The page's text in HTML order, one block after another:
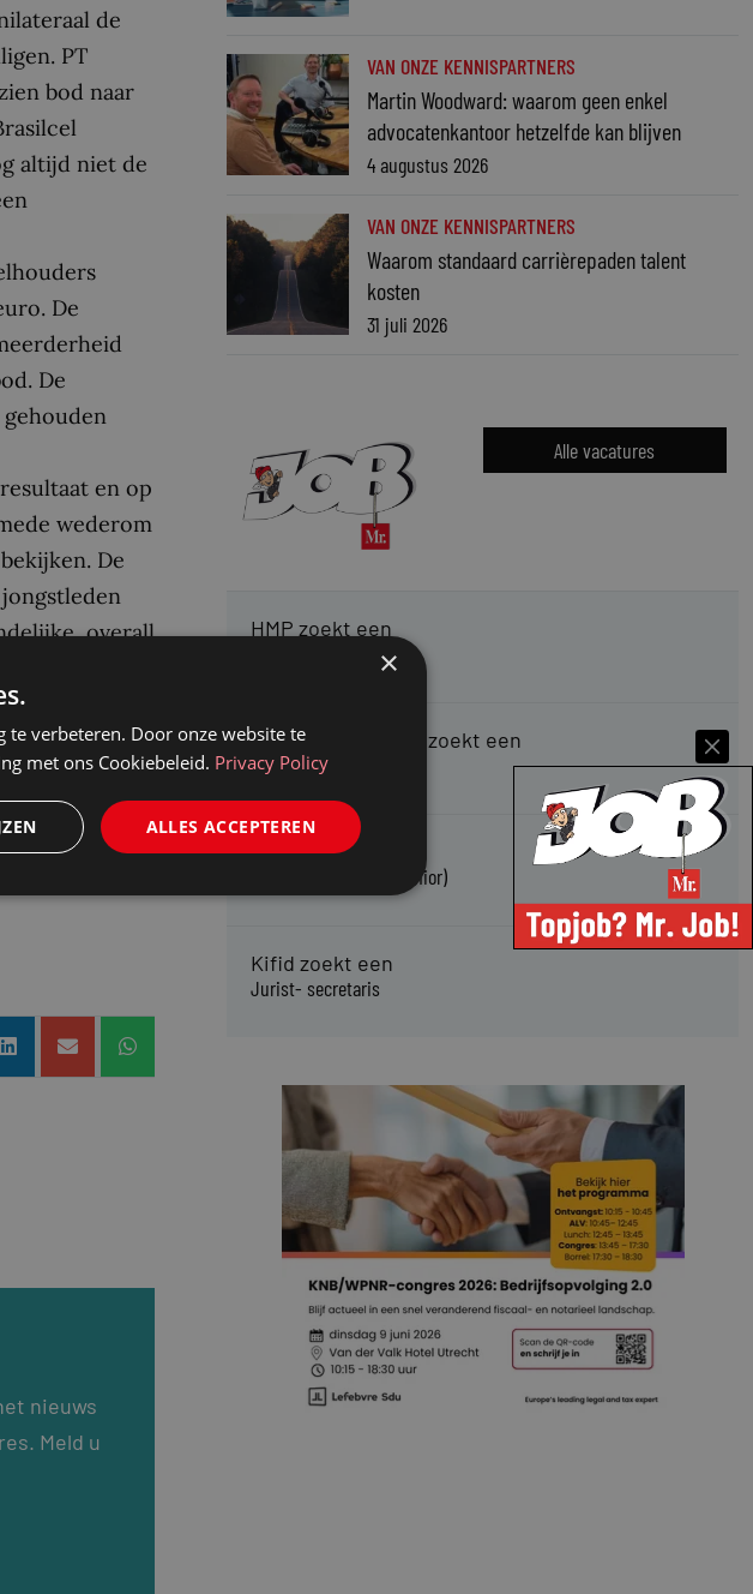
de
PT
bod naar
altijd niet de
De
De
en op
wederom
De
overall
haar positie
en plichten
et
nieuws
Meld u
VAN ONZE KENNISPARTNERS
Martin Woodward: waarom geen enkel
advocatenkantoor hetzelfde kan blijven
4 augustus 2026
VAN ONZE KENNISPARTNERS
Waarom standaard carrièrepaden talent
kosten
31 juli 2026
Alle vacatures
HMP zoekt een
Jurist Arbeidsrecht
Gemeente Meppel zoekt een
Juridisch Adviseur
CAOP zoekt een
Juridisch adviseur (junior)
Kifid zoekt een
Jurist- secretaris
×
verbeteren. Door onze website te
met ons Cookiebeleid. Privacy Policy
ALLES ACCEPTEREN